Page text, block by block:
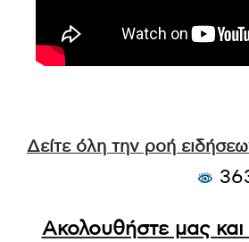
Δείτε όλη την ροή
Ακολουθήστε μας